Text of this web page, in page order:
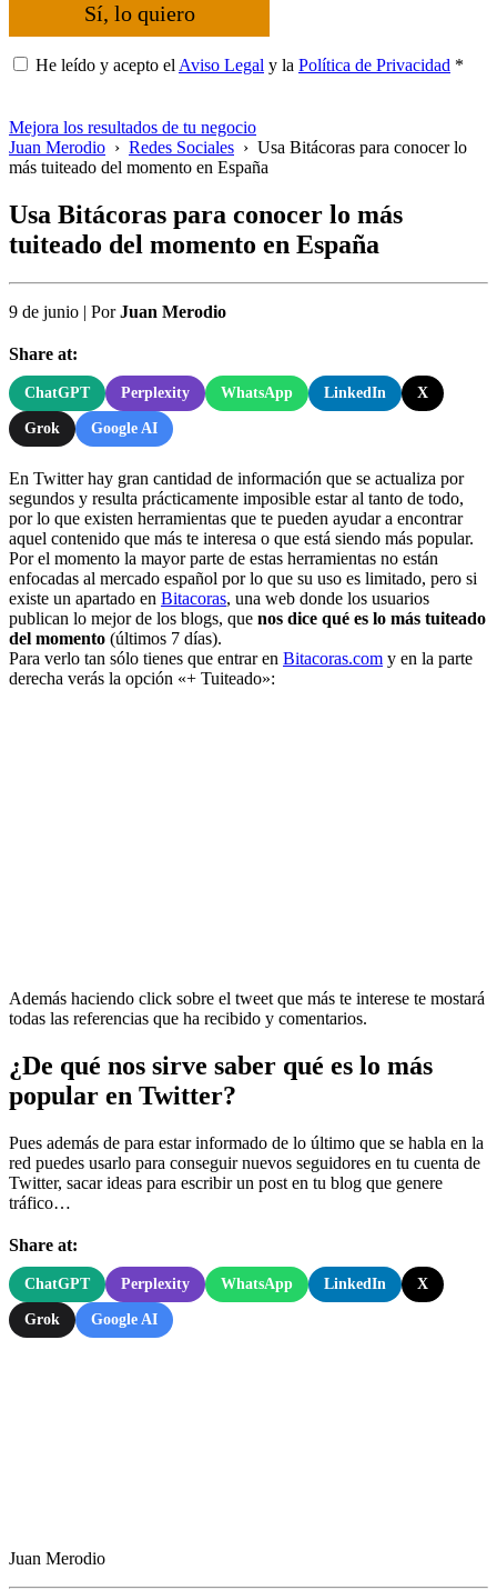
Sí, lo quiero
He leído y acepto el Aviso Legal y la Política de Privacidad *
Mejora los resultados de tu negocio
Juan Merodio › Redes Sociales › Usa Bitácoras para conocer lo
más tuiteado del momento en España
Usa Bitácoras para conocer lo más
tuiteado del momento en España
9 de junio | PorJuan Merodio
Share at:
ChatGPT Perplexity WhatsApp LinkedIn X
Grok Google AI
En Twitter hay gran cantidad de información que se actualiza por
segundos y resulta prácticamente imposible estar al tanto de todo,
por lo que existen herramientas que te pueden ayudar a encontrar
aquel contenido que más te interesa o que está siendo más popular.
Por el momento la mayor parte de estas herramientas no están
enfocadas al mercado español por lo que su uso es limitado, pero si
existe un apartado en Bitacoras, una web donde los usuarios
publican lo mejor de los blogs, que nos dice qué es lo más tuiteado
del momento (últimos 7 días).
Para verlo tan sólo tienes que entrar en Bitacoras.com y en la parte
derecha verás la opción «+ Tuiteado»:
Además haciendo click sobre el tweet que más te interese te mostará
todas las referencias que ha recibido y comentarios.
¿De qué nos sirve saber qué es lo más
popular en Twitter?
Pues además de para estar informado de lo último que se habla en la
red puedes usarlo para conseguir nuevos seguidores en tu cuenta de
Twitter, sacar ideas para escribir un post en tu blog que genere
tráfico…
Share at:
ChatGPT Perplexity WhatsApp LinkedIn X
Grok Google AI
Juan Merodio